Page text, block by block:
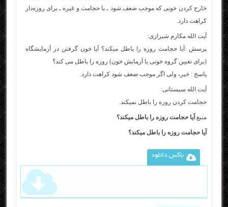
خارج کردن خونی که موجب ضعف شود ـ با حجامت و غیره ـ برای روزه‌دار
کراهت دارد.
آیت الله مکارم شیرازی:
پرسش :آیا حجامت روزه را باطل میکند؟ آیا خون گرفتن در آزمایشگاه
(برای تعیین گروه خونی یا آزمایش خون) روزه را باطل می کند؟
پاسخ : خیر، ولی اگر موجب ضعف شود کراهت دارد.
آیت الله سیستانی:
حجامت کردن روزه را باطل نمیکند.
منبع: آیا حجامت روزه را باطل میکند؟
آیا حجامت روزه را باطل میکند؟
باکس دانلود